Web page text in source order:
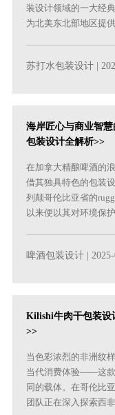
装设计领域的一大经
为北美东北部地区提供
苏打水包装设计 |
海岸匠心与商业智
包装设计全解析>>
在加拿大精酿啤酒的
借其独具特色的包装
列颠哥伦比亚省的
以来便以其对环境保
啤酒包装设计 |
Kilishi牛肉干包装设
>>
当色彩浓烈的非洲纹
当代消费体验——这款
同的载体。在哥伦比
团队正在深入探索西